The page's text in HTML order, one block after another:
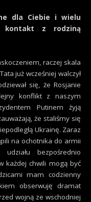
dla Ciebie i wielu
kontakt z rodziną
raczej skala
już wcześniej walczył
się, że Rosjanie
konflikt z naszym
Putinem żyją
że staliśmy się
Ukrainę. Zaraz
na ochotnika do armii
bezpośrednio
każdej chwili mogą być
mam codzienny
obserwuję dramat
wojną ze wschodniej